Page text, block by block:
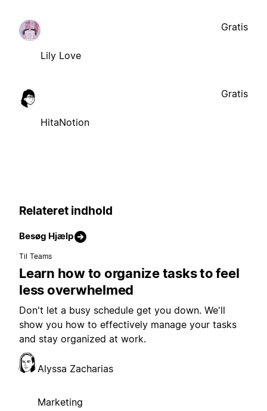
Lily Love
Gratis
HitaNotion
Gratis
Relateret indhold
Besøg Hjælp
Til Teams
Learn how to organize tasks to feel
less overwhelmed
Don't let a busy schedule get you down. We'll
show you how to effectively manage your tasks
and stay organized at work.
Alyssa Zacharias
Marketing